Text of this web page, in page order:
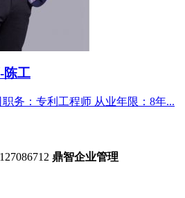
陈工
务：专利工程师 从业年限：8年...
鼎智企业管理